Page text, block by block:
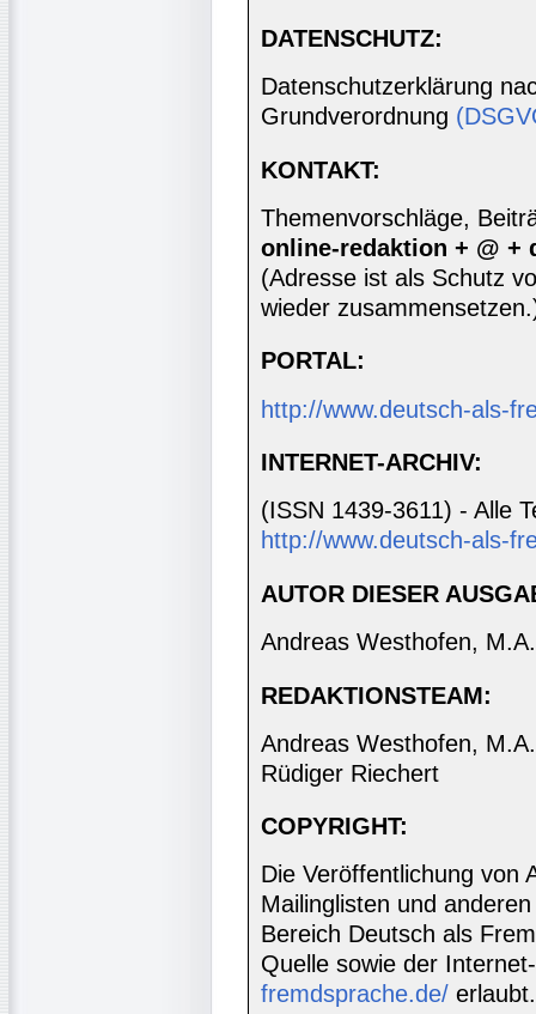
DATENSCHUTZ:
Datenschutzerklärung
Grundverordnung
KONTAKT:
Themenvorschläge,
online-redaktion + @ +
(Adresse ist als Schutz
wieder
PORTAL:
http://www.deutsch-als-
INTERNET-ARCHIV:
(ISSN 1439-3611) - Alle
http://www.deutsch-als-
AUTOR DIESER
Andreas Westhofen, M.A.
REDAKTIONSTEAM:
Andreas Westhofen,
Rüdiger Riechert
COPYRIGHT:
Die Veröffentlichung von
Mailinglisten und
Bereich Deutsch als
Quelle sowie der
fremdsprache.de/